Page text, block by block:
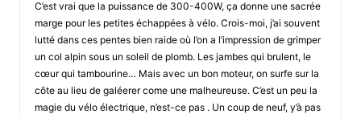
C’est vrai que la puissance de 300-400W, ça donne une sacrée
marge pour les petites échappées à vélo. Crois-moi, j’ai souvent
lutté dans ces pentes bien raide où l’on a l’impression de grimper
un col alpin sous un soleil de plomb. Les jambes qui brulent, le
cœur qui tambourine… Mais avec un bon moteur, on surfe sur la
côte au lieu de galéerer come une malheureuse. C’est un peu la
magie du vélo électrique, n’est-ce pas . Un coup de neuf, y’à pas